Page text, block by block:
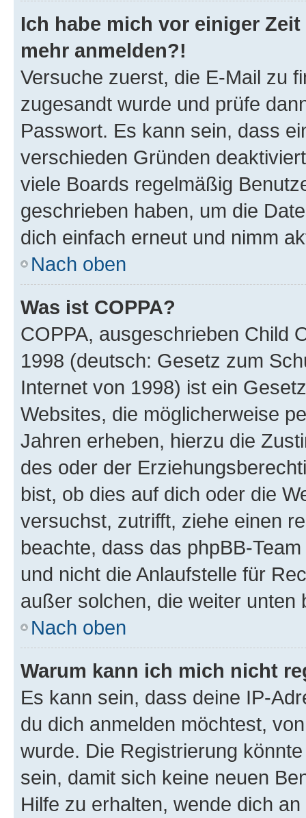
Ich habe mich vor einiger
mehr anmelden?!
Versuche zuerst, die E-Mail zu
zugesandt wurde und prüfe
Passwort. Es kann sein, dass
verschieden Gründen
viele Boards regelmäßig
geschrieben haben, um die
dich einfach erneut und nimm
Nach oben
Was ist COPPA?
COPPA, ausgeschrieben Child
1998 (deutsch: Gesetz zum
Internet von 1998) ist ein
Websites, die möglicherweise
Jahren erheben, hierzu die
des oder der
bist, ob dies auf dich oder die
versuchst, zutrifft, ziehe einen
beachte, dass das phpBB-
und nicht die Anlaufstelle für
außer solchen, die weiter unten
Nach oben
Warum kann ich mich nicht
Es kann sein, dass deine IP-
du dich anmelden möchtest,
wurde. Die Registrierung
sein, damit sich keine neuen
Hilfe zu erhalten, wende dich